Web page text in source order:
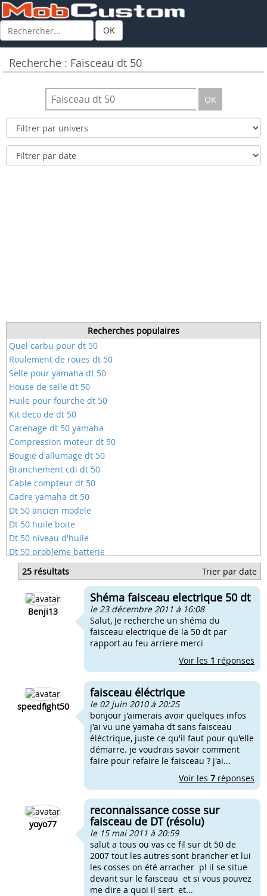
OK
Recherche : Faisceau dt 50
OK
Recherches populaires
Quel carbu pour dt 50
Roulement de roues dt 50
Selle pour yamaha dt 50
House de selle dt 50
Huile pour fourche dt 50
Kit deco de dt 50
Carenage dt 50 yamaha
Compression moteur dt 50
Bougie d'allumage dt 50
Branchement cdi dt 50
Cable compteur dt 50
Cadre yamaha dt 50
Dt 50 ancien modele
Dt 50 huile boite
Dt 50 niveau d'huile
Dt 50 probleme batterie
Dt 50 quel essence
Dt 50 quel transmission
Trou d'air dt 50
Yamaha dt 50 2009
25 résultats Trier par date
Benji13
Shéma faisceau electrique 50 dt
le 23 décembre 2011 à 16:08
Salut, Je recherche un shéma du
faisceau electrique de la 50 dt par
rapport au feu arriere merci
Voir les 1 réponses
speedfight50
faisceau éléctrique
le 02 juin 2010 à 20:25
bonjour j'aimerais avoir quelques infos
j'ai vu une yamaha dt sans faisceau
éléctrique, juste ce qu'il faut pour qu'elle
démarre. je voudrais savoir comment
faire pour refaire le faisceau ? j'ai...
Voir les 7 réponses
yoyo77
reconnaissance cosse sur
faisceau de DT (résolu)
le 15 mai 2011 à 20:59
salut a tous ou vas ce fil sur dt 50 de
2007 tout les autres sont brancher et lui
les cosses on été arracher p! il se situe
devant sur le faisceau et si vous pouvez
me dire a quoi il sert et...